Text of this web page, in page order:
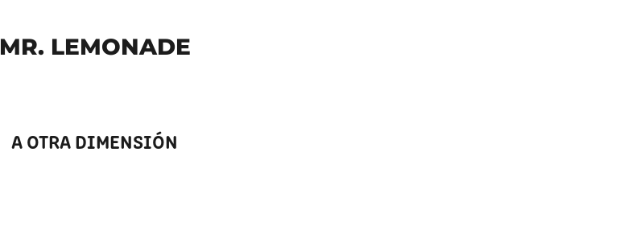
MR. LEMONADE
A OTRA DIMENSIÓN